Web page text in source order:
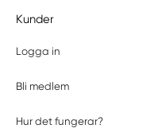
Kunder
Logga in
Bli medlem
Hur det fungerar?